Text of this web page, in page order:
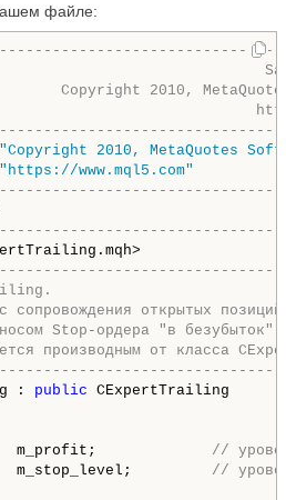
файле:
Copyright 2010,
"Copyright 2010, MetaQuotes
"https://www.mql5.com"
открытых позиций
Stop-ордера "в безубыток".
производным от класса
: public CExpertTrailing
//
//